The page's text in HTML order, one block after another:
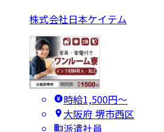
株式会社日本ケイテム
時給1,500円〜
大阪府 堺市西区
派遣社員